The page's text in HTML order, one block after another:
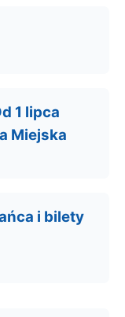
1 lipca
Miejska
i bilety